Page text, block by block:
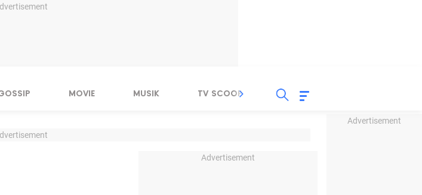
Advertisement
MOVIE MUSIK TV SCOOP LIRIK
Advertisement